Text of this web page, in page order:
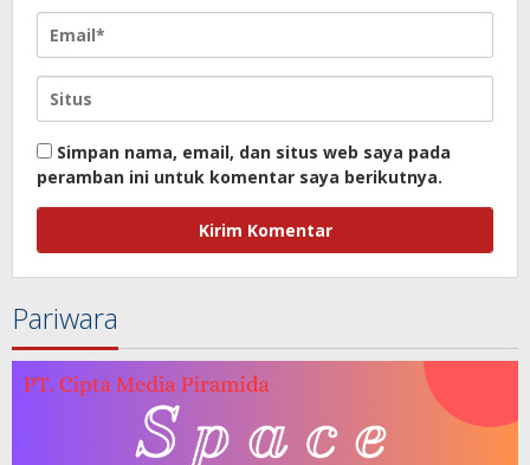
Simpan nama, email, dan situs web saya pada
peramban ini untuk komentar saya berikutnya.
Pariwara